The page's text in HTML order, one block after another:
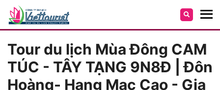
Tour du lịch Mùa Đông CAM
TÚC - TÂY TẠNG 9N8Đ | Đôn
Hoàng- Hang Mạc Cao - Gia